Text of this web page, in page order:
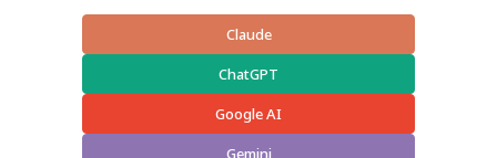
Claude
ChatGPT
Google AI
Gemini